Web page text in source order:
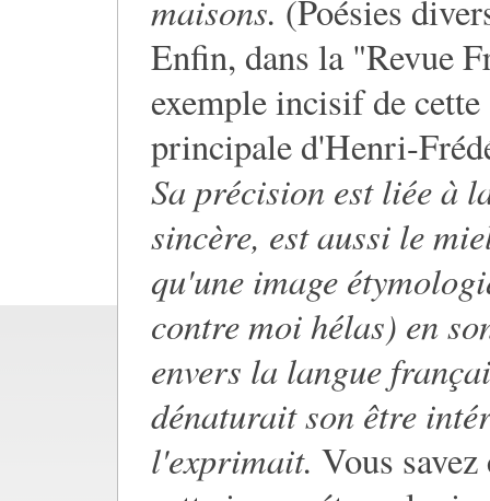
maisons. (Poésies
Enfin, dans la "Revue
exemple incisif de
principale d'Henri-
Sa précision est liée à
sincère, est aussi le
qu'une image
contre moi hélas) en
envers la langue
dénaturait son être
l'exprimait. Vous